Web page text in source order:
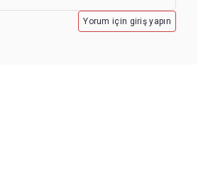
Yorum için giriş yapın